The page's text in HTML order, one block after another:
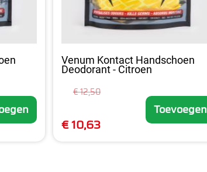
Venum Kontact Handschoen
Deodorant - Citroen
€ 12,50
€ 10,63
Toevoegen